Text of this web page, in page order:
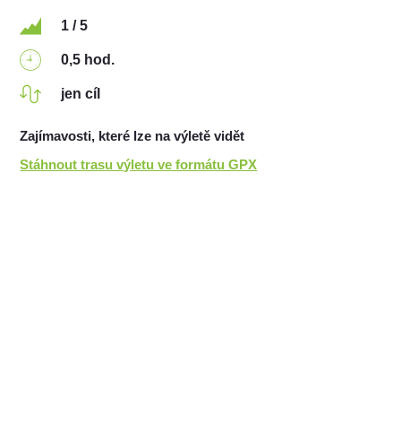
1 / 5
0,5 hod.
jen cíl
Zajímavosti, které lze na výletě vidět
Stáhnout trasu výletu ve formátu GPX